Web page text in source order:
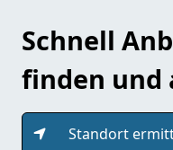
Schnell
finden und
Standort